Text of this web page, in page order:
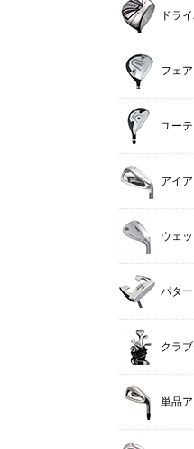
ドラ
フェ
ユー
アイ
ウェ
パター
クラ
単品